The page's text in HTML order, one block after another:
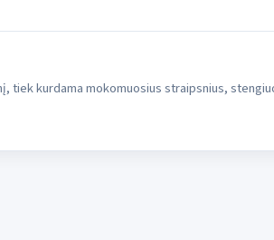
tiek kurdama mokomuosius straipsnius,